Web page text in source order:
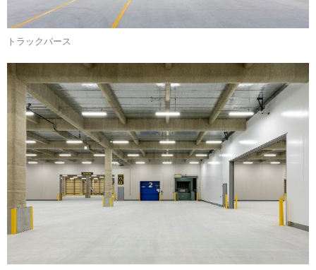
トラックバース